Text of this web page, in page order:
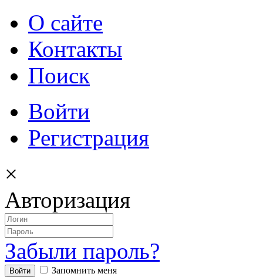
О сайте
Контакты
Поиск
Войти
Регистрация
×
Авторизация
Забыли пароль?
Запомнить меня